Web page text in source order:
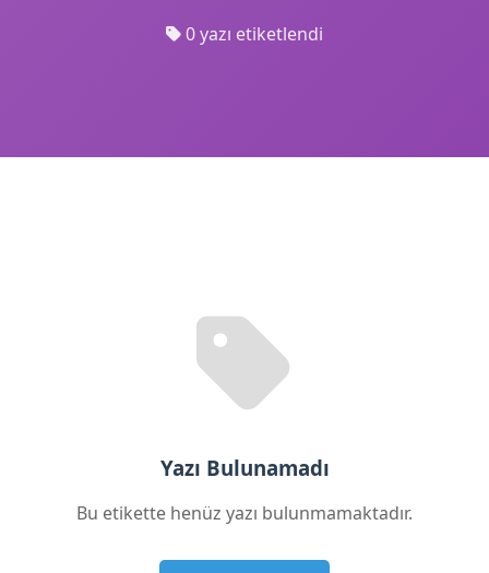
0 yazı etiketlendi
Yazı Bulunamadı
Bu etikette henüz yazı bulunmamaktadır.